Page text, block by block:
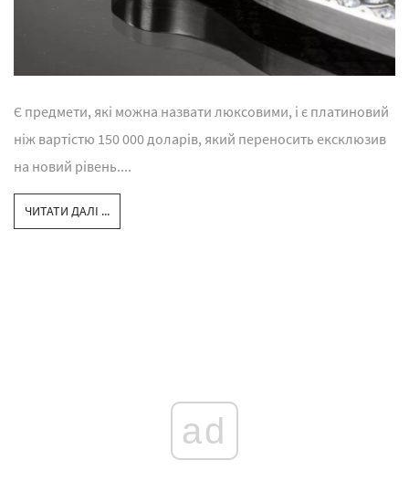
Є предмети, які можна назвати люксовими, і є платиновий
ніж вартістю 150 000 доларів, який переносить ексклюзив
на новий рівень....
ЧИТАТИ ДАЛІ ...
ad